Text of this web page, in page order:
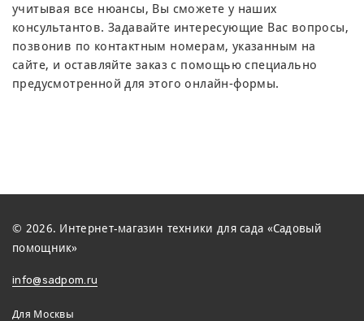
учитывая все нюансы, Вы сможете у наших
консультантов. Задавайте интересующие Вас вопросы,
позвонив по контактным номерам, указанным на
сайте, и оставляйте заказ c помощью специально
предусмотренной для этого онлайн-формы.
© 2026. Интернет-магазин техники для сада «Садовый
помощник»
info@sadpom.ru
Для Москвы